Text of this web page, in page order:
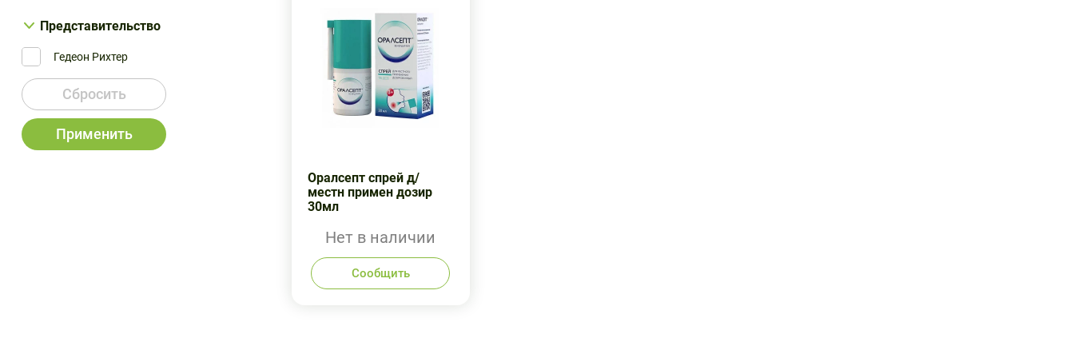
Представительство
Гедеон Рихтер
Сбросить
Применить
Оралсепт спрей д/
местн примен дозир
30мл
Нет в наличии
Сообщить